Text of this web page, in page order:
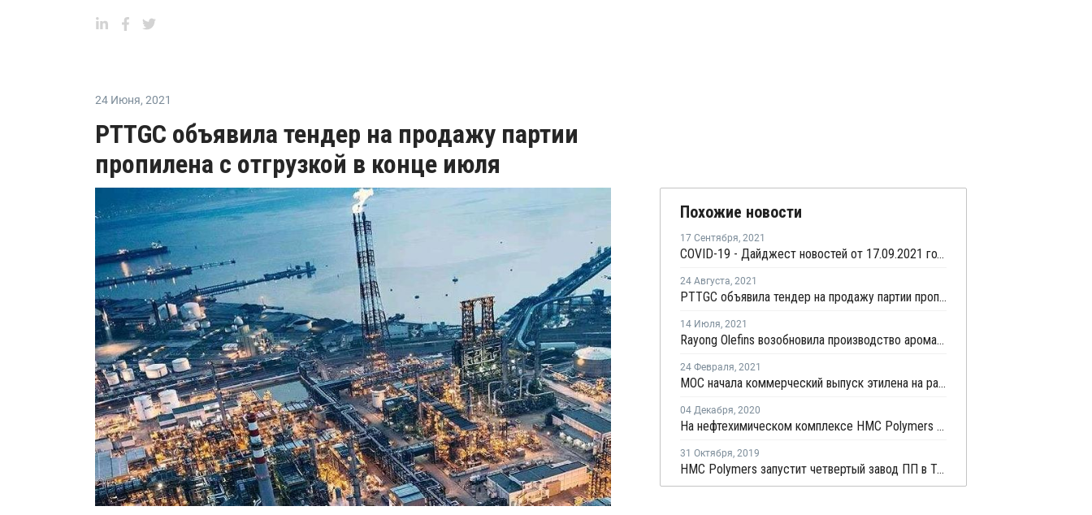
24 Июня, 2021
PTTGC объявила тендер на продажу партии
пропилена с отгрузкой в конце июля
Похожие новости
17 Сентября, 2021
COVID-19 - Дайджест новостей от 17.09.2021 года
24 Августа, 2021
PTTGC объявила тендер на продажу партии пропилена с отгрузкой в первой половине сентября
14 Июля, 2021
Rayong Olefins возобновила производство ароматики в Мап Та Футе
24 Февраля, 2021
MOC начала коммерческий выпуск этилена на расширенных мощностях крекинг-установке в Мап Та Футе
04 Декабря, 2020
На нефтехимическом комплексе HMC Polymers в Таиланде произошел пожар
31 Октября, 2019
HMC Polymers запустит четвертый завод ПП в Таиланде до 2022 года